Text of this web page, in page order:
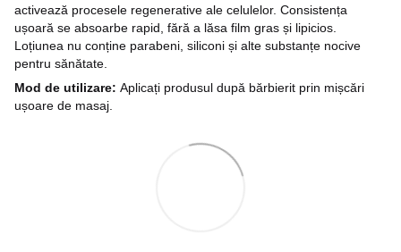
activează procesele regenerative ale celulelor. Consistența
ușoară se absoarbe rapid, fără a lăsa film gras și lipicios.
Loțiunea nu conține parabeni, siliconi și alte substanțe nocive
pentru sănătate.
Mod de utilizare: Aplicați produsul după bărbierit prin mișcări
ușoare de masaj.